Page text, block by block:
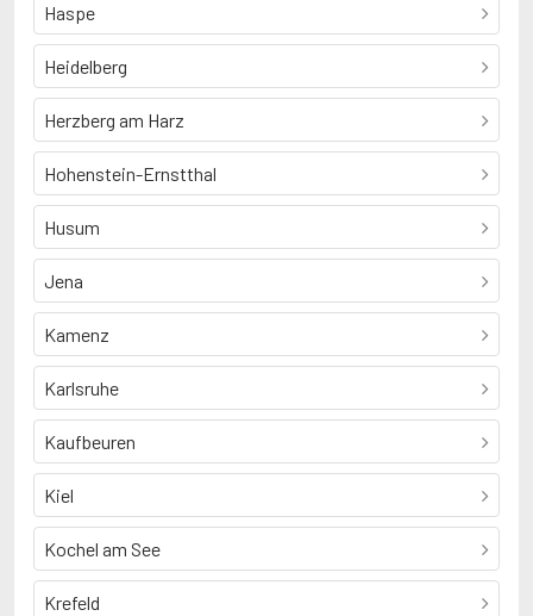
Haspe
Heidelberg
Herzberg am Harz
Hohenstein-Ernstthal
Husum
Jena
Kamenz
Karlsruhe
Kaufbeuren
Kiel
Kochel am See
Krefeld